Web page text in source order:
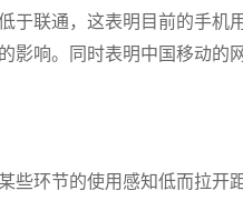
于联通，这表明目前的手机
影响。同时表明中国移动的
些环节的使用感知低而拉开